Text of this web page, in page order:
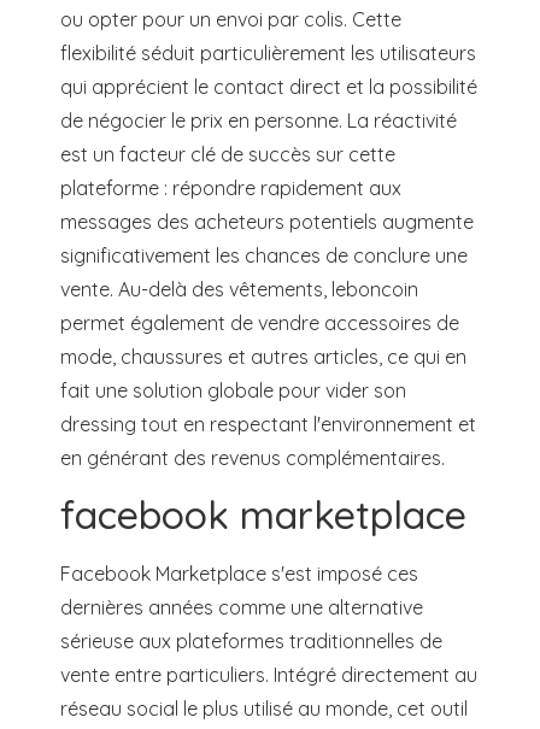
ou opter pour un envoi par colis. Cette
flexibilité séduit particulièrement les utilisateurs
qui apprécient le contact direct et la possibilité
de négocier le prix en personne. La réactivité
est un facteur clé de succès sur cette
plateforme : répondre rapidement aux
messages des acheteurs potentiels augmente
significativement les chances de conclure une
vente. Au-delà des vêtements, leboncoin
permet également de vendre accessoires de
mode, chaussures et autres articles, ce qui en
fait une solution globale pour vider son
dressing tout en respectant l'environnement et
en générant des revenus complémentaires.
facebook marketplace
Facebook Marketplace s'est imposé ces
dernières années comme une alternative
sérieuse aux plateformes traditionnelles de
vente entre particuliers. Intégré directement au
réseau social le plus utilisé au monde, cet outil